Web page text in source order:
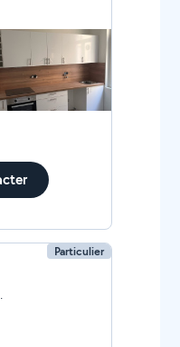
Particulier
Ouest)